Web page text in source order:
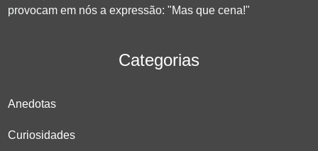
provocam em nós a expressão: "Mas que cena!"
Categorias
Anedotas
Curiosidades